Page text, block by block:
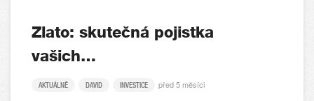
Zlato: skutečná pojistka
vašich…
AKTUÁLNĚ DAVID INVESTICE před 5 měsíci